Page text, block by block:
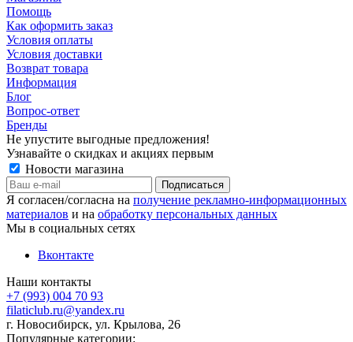
Помощь
Как оформить заказ
Условия оплаты
Условия доставки
Возврат товара
Информация
Блог
Вопрос-ответ
Бренды
Не упустите выгодные предложения!
Узнавайте о скидках и акциях первым
Новости магазина
Я согласен/согласна на получение рекламно-информационных
материалов и на обработку персональных данных
Мы в социальных сетях
Вконтакте
Наши контакты
+7 (993) 004 70 93
filaticlub.ru@yandex.ru
г. Новосибирск, ул. Крылова, 26
Популярные категории: